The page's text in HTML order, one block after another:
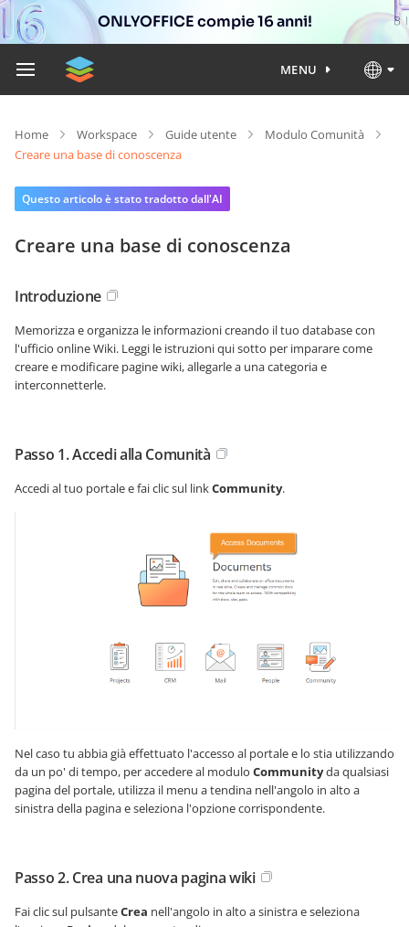
ONLYOFFICE compie 16 anni!
MENU
Home Workspace Guide utente
Modulo Comunità
Creare una base di conoscenza
Questo articolo è stato tradotto dall'AI
Creare una base di conoscenza
Introduzione
Memorizza e organizza le informazioni creando il tuo database con
l'ufficio online Wiki. Leggi le istruzioni qui sotto per imparare come
creare e modificare pagine wiki, allegarle a una categoria e
interconnetterle.
Passo 1. Accedi alla Comunità
Accedi al tuo portale e fai clic sul linkCommunity.
Nel caso tu abbia già effettuato l'accesso al portale e lo stia utilizzando
da un po' di tempo, per accedere al modulo Communityda qualsiasi
pagina del portale, utilizza il menu a tendina nell'angolo in alto a
sinistra della pagina e seleziona l'opzione corrispondente.
Passo 2. Crea una nuova pagina wiki
Fai clic sul pulsanteCrea nell'angolo in alto a sinistra e seleziona